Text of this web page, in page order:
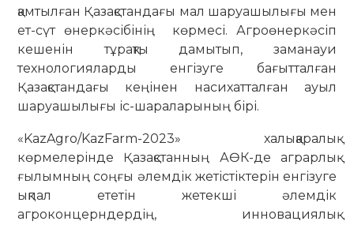
қамтылған Қазақстандағы мал шаруашылығы мен
ет-сүт өнеркәсібінің көрмесі. Агроөнеркәсіп
кешенін тұрақты дамытып, заманауи
технологияларды енгізуге бағытталған
Қазақстандағы кеңінен насихатталған ауыл
шаруашылығы іс-шараларының бірі.
«KazAgro/KazFarm-2023» халықаралық
көрмелерінде Қазақстанның АӨК-де аграрлық
ғылымның соңғы әлемдік жетістіктерін енгізуге
ықпал ететін жетекші әлемдік
агроконцерндердің, инновациялық